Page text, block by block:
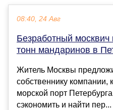
08:40, 24 Авг
Безработный москвич
тонн мандаринов в
Житель Москвы
собственнику компании,
морской порт
сэкономить и найти пер...